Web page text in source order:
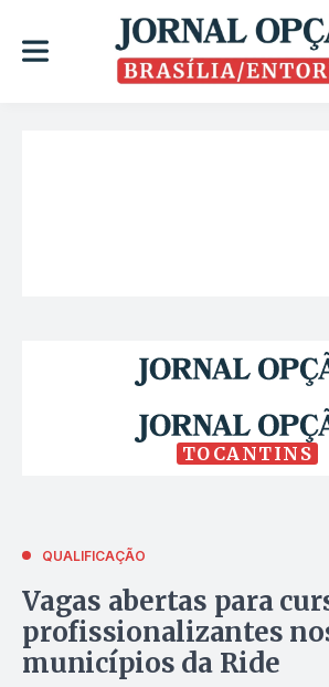
TOCANTINS
QUALIFICAÇÃO
Vagas abertas para
profissionalizantes
municípios da Ride